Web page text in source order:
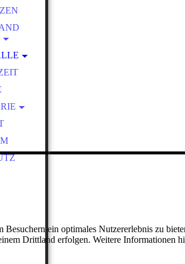
2025 -
- 2024
- 2017
Besuchern ein optimales Nutzererlebnis zu
Drittland erfolgen. Weitere Informationen